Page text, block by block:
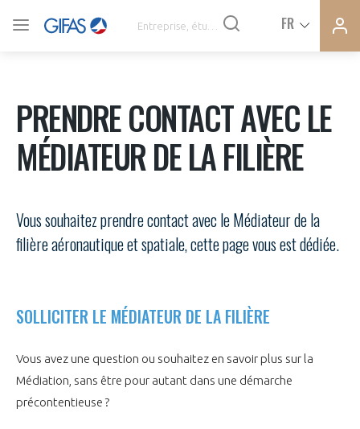
FR
À LA UNE
SYNTHÈSE DE PRESSE
COMMUNIQUÉS DE PRESSE
LE GIFAS
PRENDRE CONTACT AVEC LE
MÉDIATEUR DE LA FILIÈRE
Vous souhaitez prendre contact avec le Médiateur de la
filière aéronautique et spatiale, cette page vous est dédiée.
SOLLICITER LE MÉDIATEUR DE LA FILIÈRE
Vous avez une question ou souhaitez en savoir plus sur la
Médiation, sans être pour autant dans une démarche
précontentieuse ?
VOUS ÊTES ADHÉRENTS
CONNEXION
PAS ENCORE ADHÉRENT ?
VOUS ÊTES UN PROFESSIONNEL DE LA FILIÈRE ?
Rejoignez une filière d’excellence et développez
OUI NON